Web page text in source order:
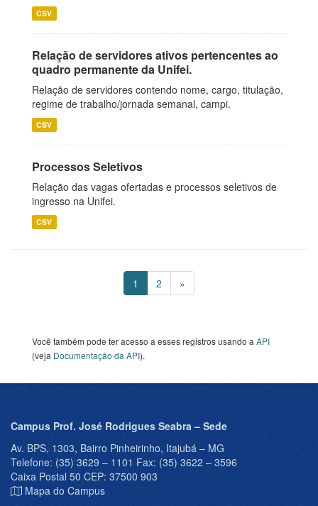
CSV
Relação de servidores ativos pertencentes ao
quadro permanente da Unifei.
Relação de servidores contendo nome, cargo, titulação,
regime de trabalho/jornada semanal, campi.
CSV
Processos Seletivos
Relação das vagas ofertadas e processos seletivos de
ingresso na Unifei.
CSV
1 2 »
Você também pode ter acesso a esses registros usando a API
(veja Documentação da API).
Campus Prof. José Rodrigues Seabra – Sede
Av. BPS, 1303, Bairro Pinheirinho, Itajubá – MG
Telefone: (35) 3629 – 1101 Fax: (35) 3622 – 3596
Caixa Postal 50 CEP: 37500 903
Mapa do Campus